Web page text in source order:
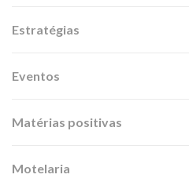
Estratégias
Eventos
Matérias positivas
Motelaria